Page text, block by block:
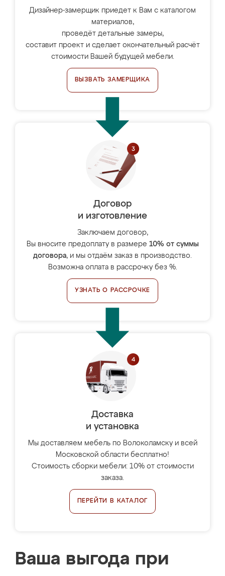
Дизайнер-замерщик приедет к Вам с каталогом
материалов,
проведёт детальные замеры,
составит проект и сделает окончательный расчёт
стоимости Вашей будущей мебели.
ВЫЗВАТЬ ЗАМЕРЩИКА
Договор
и изготовление
Заключаем договор,
Вы вносите предоплату в размере 10% от суммы
договора, и мы отдаём заказ в производство.
Возможна оплата в рассрочку без %.
УЗНАТЬ О РАССРОЧКЕ
Доставка
и установка
Мы доставляем мебель по Волоколамску и всей
Московской области бесплатно!
Стоимость сборки мебели: 10% от стоимости
заказа.
ПЕРЕЙТИ В КАТАЛОГ
Ваша выгода при